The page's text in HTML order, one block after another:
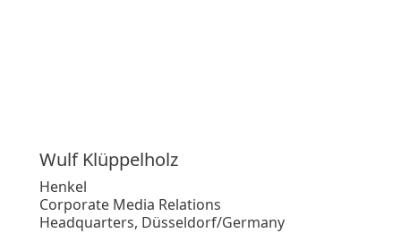
Wulf Klüppelholz
Henkel
Corporate Media Relations
Headquarters, Düsseldorf/Germany